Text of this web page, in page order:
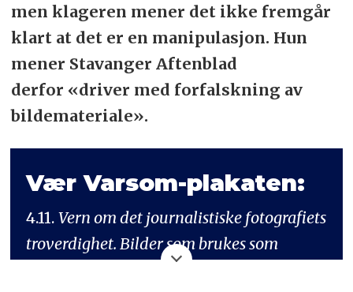
men klageren mener det ikke fremgår
klart at det er en manipulasjon. Hun
mener Stavanger Aftenblad
derfor «driver med forfalskning av
bildemateriale».
Vær Varsom-plakaten:
4.11.Vern om det journalistiske fotografiets
troverdighet. Bilder som brukes som